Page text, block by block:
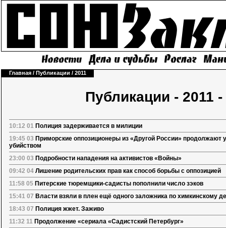
Главная / Публикации / 2011
Публикации - 2011
10:12 01 Полиция задерживается в милиции
19:45 03 Приморские оппозиционеры из «Другой России» продолжают
убийством
23:00 03 Подробности нападения на активистов «Войны»
09:42 04 Лишение родительских прав как способ борьбы с оппозицией
11:58 05 Питерские тюремщики-садисты пополнили число зэков
15:41 07 Власти взяли в плен ещё одного заложника по химкинскому
18:43 07 Полиция жжет. Заживо
11:32 11 Продолжение «сериала «Садистский Петербург»